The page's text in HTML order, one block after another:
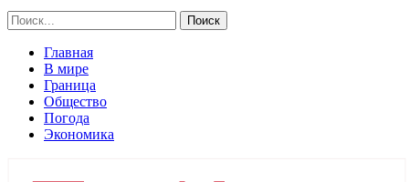
Главная
В мире
Граница
Общество
Погода
Экономика